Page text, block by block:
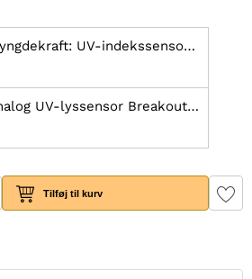
DFRobot Tyngdekraft: UV-indekssensor (240-370nm, UVA, UVB, UVC)
Adafruit Analog UV-lyssensor Breakout - GUVA-S12SD
Tilføj til kurv